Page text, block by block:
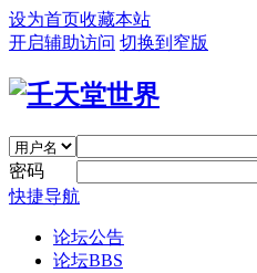
设为首页收藏本站
开启辅助访问 切换到窄版
密码
快捷导航
论坛公告
论坛BBS